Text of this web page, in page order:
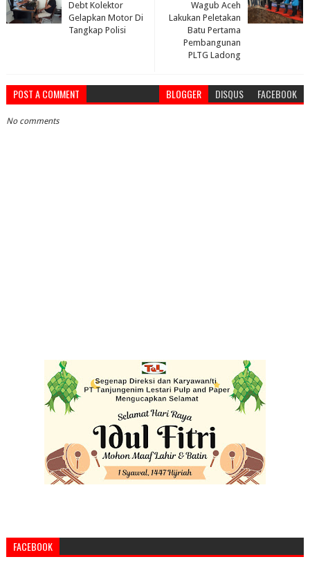
Wagub Aceh
Lakukan Peletakan
Batu Pertama
Pembangunan
PLTG Ladong
Debt Kolektor
Gelapkan Motor Di
Tangkap Polisi
POST A COMMENT BLOGGER DISQUS FACEBOOK
No comments
FACEBOOK